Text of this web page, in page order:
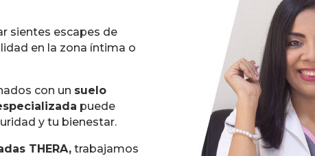
sientes escapes de
en la zona íntima o
con un suelo
puede
y tu bienestar.
THERA, trabajamos